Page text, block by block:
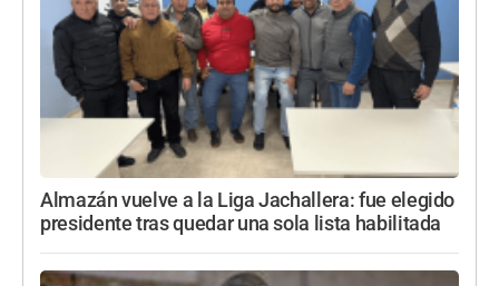
Almazán vuelve a la Liga Jachallera: fue elegido
presidente tras quedar una sola lista habilitada